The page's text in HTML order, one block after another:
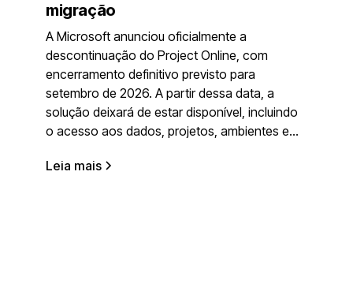
migração
A Microsoft anunciou oficialmente a
descontinuação do Project Online, com
encerramento definitivo previsto para
setembro de 2026. A partir dessa data, a
solução deixará de estar disponível, incluindo
o acesso aos dados, projetos, ambientes e...
Leia mais